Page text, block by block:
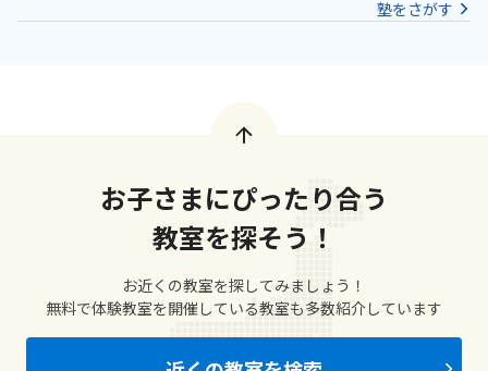
塾をさがす
お子さまにぴったり合う
教室を探そう！
お近くの教室を探してみましょう！
無料で体験教室を開催している教室も多数紹介しています